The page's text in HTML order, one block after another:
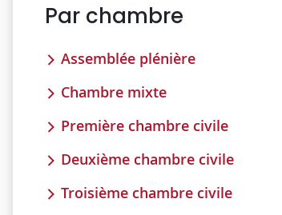
Par chambre
Assemblée plénière
Chambre mixte
Première chambre civile
Deuxième chambre civile
Troisième chambre civile